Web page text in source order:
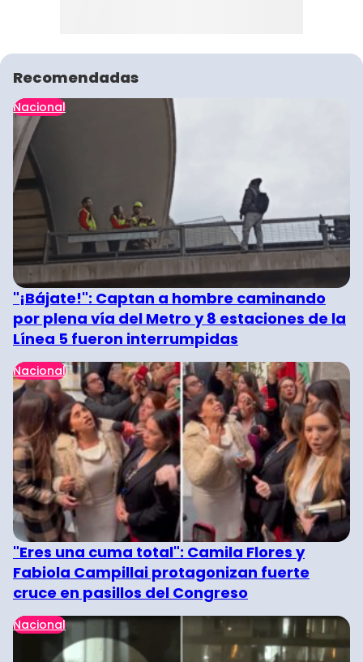
Recomendadas
Nacional
"¡Bájate!": Captan a hombre caminando
por plena vía del Metro y 8 estaciones de la
Línea 5 fueron interrumpidas
Nacional
"Eres una cuma total": Camila Flores y
Fabiola Campillai protagonizan fuerte
cruce en pasillos del Congreso
Nacional